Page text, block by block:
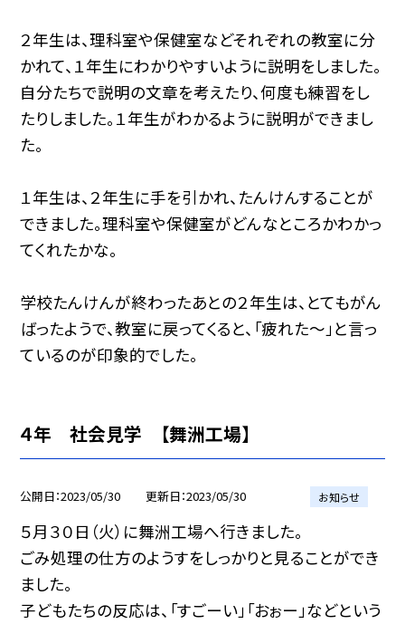
２年生は、理科室や保健室などそれぞれの教室に分
かれて、１年生にわかりやすいように説明をしました。
自分たちで説明の文章を考えたり、何度も練習をし
たりしました。１年生がわかるように説明ができまし
た。
１年生は、２年生に手を引かれ、たんけんすることが
できました。理科室や保健室がどんなところかわかっ
てくれたかな。
学校たんけんが終わったあとの２年生は、とてもがん
ばったようで、教室に戻ってくると、「疲れた〜」と言っ
ているのが印象的でした。
４年 社会見学 【舞洲工場】
公開日 2023/05/30 更新日 2023/05/30 お知らせ
５月３０日（火）に舞洲工場へ行きました。
ごみ処理の仕方のようすをしっかりと見ることができ
ました。
子どもたちの反応は、「すごーい」「おぉー」などという